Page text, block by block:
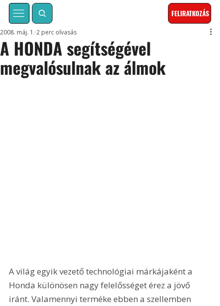
FELIRATKOZÁS
A HONDA segítségével
megvalósulnak az álmok
2008. máj. 1. 2 perc olvasás
A világ egyik vezető technológiai márkájaként a
Honda különösen nagy felelősséget érez a jövő
iránt. Valamennyi terméke ebben a szellemben